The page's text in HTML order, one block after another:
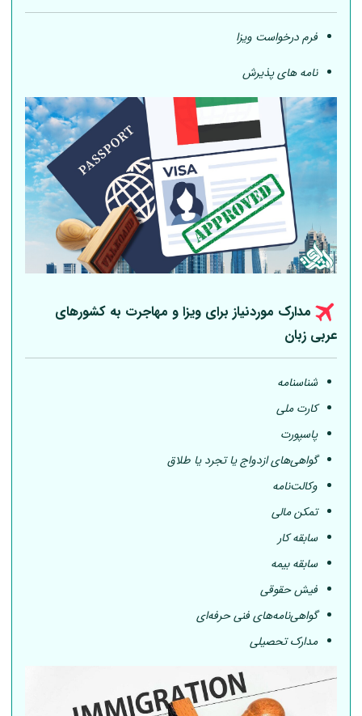
فرم درخواست ویزا
نامه های پذیرش
مدارک موردنیاز برای ویزا و مهاجرت به کشورهای
عربی زبان
شناسنامه
کارت ملی
پاسپورت
گواهی‌های ازدواج یا تجرد یا طلاق
وکالت‌نامه
تمکن مالی
سابقه کار
سابقه بیمه
فیش حقوقی
گواهی‌نامه‌های فنی حرفه‌ای
مدارک تحصیلی